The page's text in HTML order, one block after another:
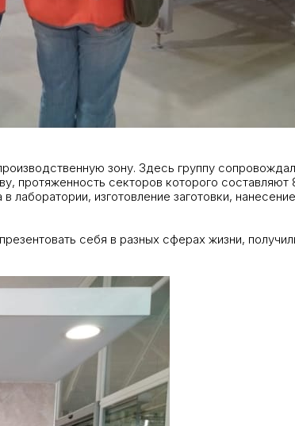
зону. Здесь группу
протяженность секторов которого
лаборатории, изготовление заготовки,
себя в разных сферах жизни,